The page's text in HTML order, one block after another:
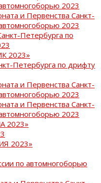
2023
и Первенства Санкт-
2023
Петербурга по
2023»
Петербурга по дрифту
и Первенства Санкт-
2023
и Первенства Санкт-
2023
2023»
2023»
по автомногоборью